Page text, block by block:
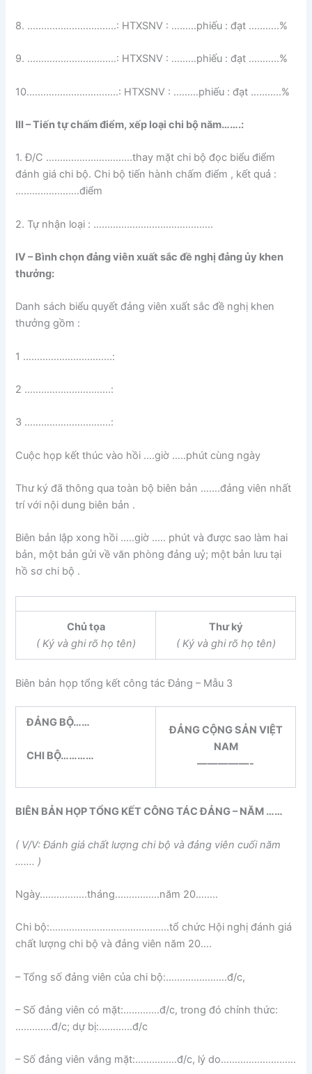
8. …………………………..: HTXSNV : ………phiếu : đạt ………..%
9. …………………………..: HTXSNV : ………phiếu : đạt ………..%
10.…………………………..: HTXSNV : ………phiếu : đạt ………..%
III – Tiến tự chấm điểm, xếp loại chi bộ năm…….:
1. Đ/C ………………………….thay mặt chi bộ đọc biểu điểm
đánh giá chi bộ. Chi bộ tiến hành chấm điểm , kết quả :
…………………..điểm
2. Tự nhận loại : …………………………………….
IV – Bình chọn đảng viên xuất sắc đề nghị đảng ủy khen
thưởng:
Danh sách biểu quyết đảng viên xuất sắc đề nghị khen
thưởng gồm :
1 …………………………..:
2 ………………………….:
3 ………………………….:
Cuộc họp kết thúc vào hồi ….giờ …..phút cùng ngày
Thư ký đã thông qua toàn bộ biên bản …….đảng viên nhất
trí với nội dung biên bản .
Biên bản lập xong hồi …..giờ ….. phút và được sao làm hai
bản, một bản gửi về văn phòng đảng uỷ; một bản lưu tại
hồ sơ chi bộ .
Chủ tọa
( Ký và ghi rõ họ tên)
Thư ký
( Ký và ghi rõ họ tên)
Biên bản họp tổng kết công tác Đảng – Mẫu 3
ĐẢNG BỘ……
CHI BỘ…………
ĐẢNG CỘNG SẢN VIỆT
NAM
—————-
BIÊN BẢN HỌP TỔNG KẾT CÔNG TÁC ĐẢNG – NĂM ……
( V/V: Đánh giá chất lượng chi bộ và đảng viên cuối năm
……. )
Ngày……………..tháng…………….năm 20……..
Chi bộ:…………………………………….tổ chức Hội nghị đánh giá
chất lượng chi bộ và đảng viên năm 20….
– Tổng số đảng viên của chi bộ:………………….đ/c,
– Số đảng viên có mặt:………….đ/c, trong đó chính thức:
………….đ/c; dự bị:…………đ/c
– Số đảng viên vắng mặt:……………đ/c, lý do………………………